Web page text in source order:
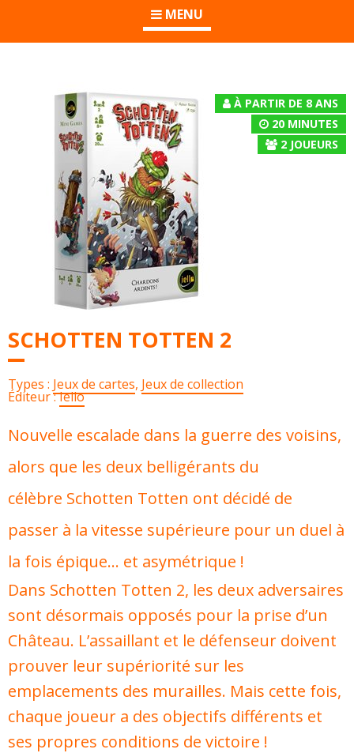
MENU
À PARTIR DE 8 ANS
20 MINUTES
2 JOUEURS
SCHOTTEN TOTTEN 2
Types : Jeux de cartes, Jeux de collection
Éditeur :Iello
Nouvelle escalade dans la guerre des voisins,
alors que les deux belligérants du
célèbre Schotten Totten ont décidé de
passer à la vitesse supérieure pour un duel à
la fois épique… et asymétrique !
Dans Schotten Totten 2, les deux adversaires
sont désormais opposés pour la prise d’un
Château. L’assaillant et le défenseur doivent
prouver leur supériorité sur les
emplacements des murailles. Mais cette fois,
chaque joueur a des objectifs différents et
ses propres conditions de victoire !